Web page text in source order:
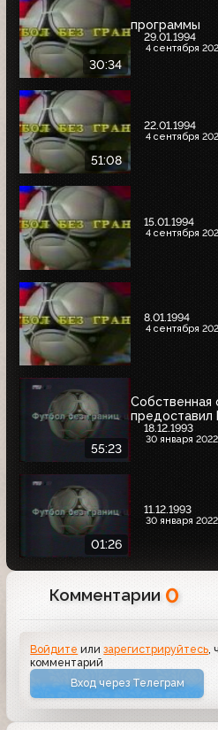
30:34
программы
29.01.1994
4 сентября
51:08
22.01.1994
4 сентября
15.01.1994
4 сентября
8.01.1994
4 сентября
55:23
Собственная
предоставил
18.12.1993
30 января
01:26
11.12.1993
30 января
Комментарии 0
Войдите илизарегистрируйтесь,
комментарий
Вход через Телеграм